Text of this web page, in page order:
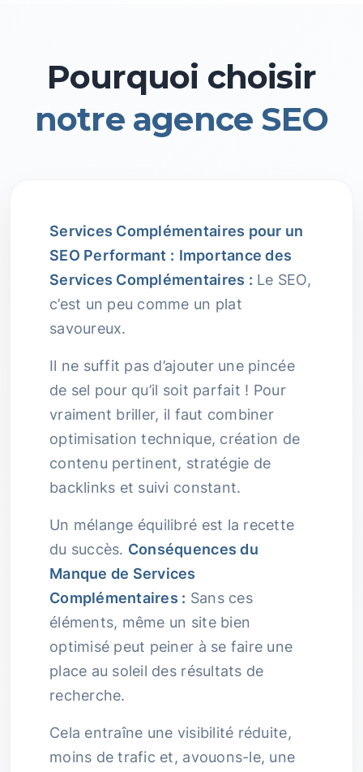
Pourquoi choisir
notre agence SEO
Services Complémentaires pour un
SEO Performant : Importance des
Services Complémentaires : Le SEO,
c’est un peu comme un plat
savoureux.
Il ne suffit pas d’ajouter une pincée
de sel pour qu’il soit parfait ! Pour
vraiment briller, il faut combiner
optimisation technique, création de
contenu pertinent, stratégie de
backlinks et suivi constant.
Un mélange équilibré est la recette
du succès. Conséquences du
Manque de Services
Complémentaires : Sans ces
éléments, même un site bien
optimisé peut peiner à se faire une
place au soleil des résultats de
recherche.
Cela entraîne une visibilité réduite,
moins de trafic et, avouons-le, une